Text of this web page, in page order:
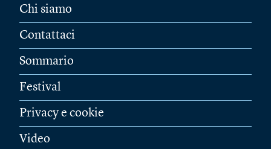
Chi siamo
Contattaci
Sommario
Festival
Privacy e cookie
Video